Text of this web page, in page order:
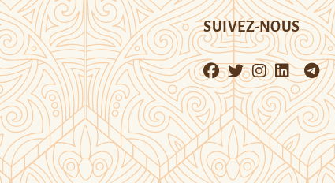
SUIVEZ-NOUS